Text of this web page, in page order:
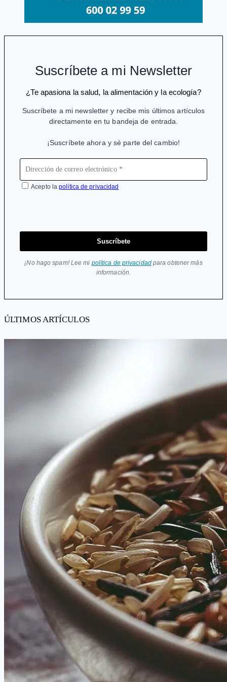
Suscríbete a mi Newsletter
¿Te apasiona la salud, la alimentación y la ecología?
Suscríbete a mi newsletter y recibe mis últimos artículos
directamente en tu bandeja de entrada.
¡Suscríbete ahora y sé parte del cambio!
Acepto lapolítica de privacidad
Suscríbete
¡No hago spam! Lee mi política de privacidadpara obtener más
información.
ÚLTIMOS ARTÍCULOS